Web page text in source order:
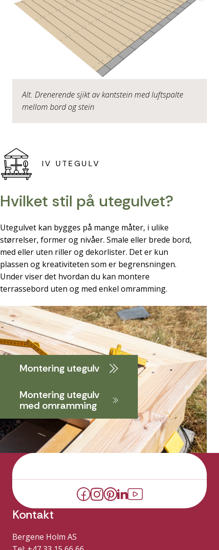
Alt. Drenerende sjikt av kantstein med luftspalte
mellom bord og stein
IV UTEGULV
Hvilket stil på utegulvet?
Utegulvet kan bygges på mange måter, i ulike
størrelser, former og nivåer. Smale eller brede bord,
med eller uten riller og dekorlister. Det er kun
plassen og kreativiteten som er begrensningen.
Under viser det hvordan du kan montere
terrassebord uten og med enkel omramming.
Montering utegulv
Montering utegulv
med omramming
Kontakt
Bergene Holm AS